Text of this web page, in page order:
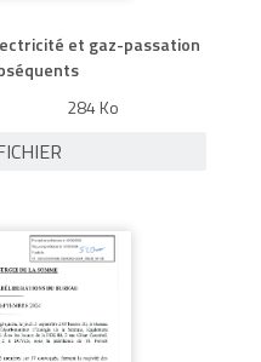
et gaz-passation
284 Ko